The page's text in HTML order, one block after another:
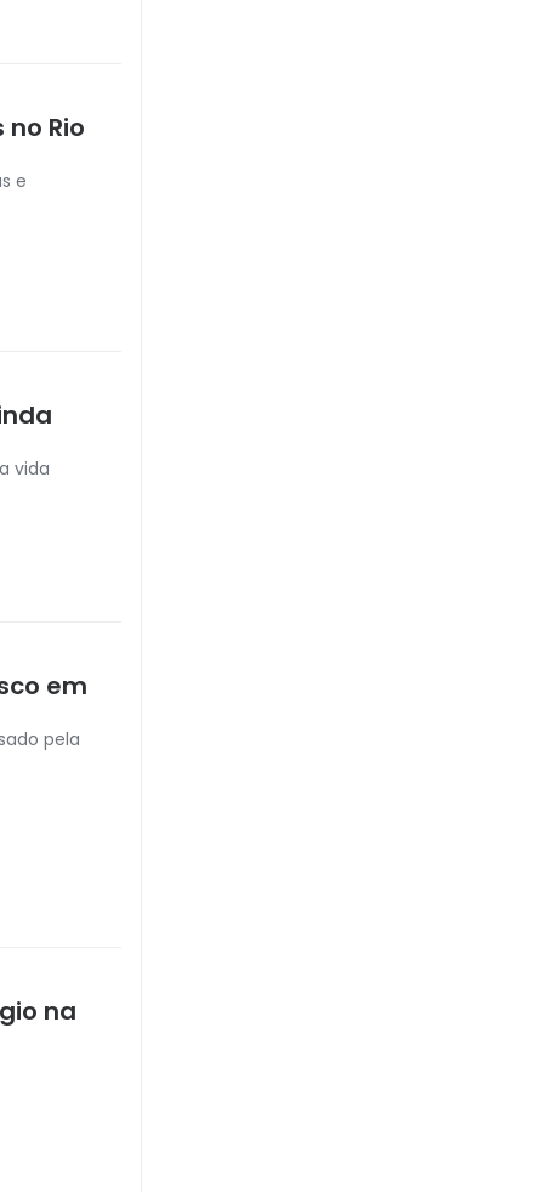
Rio
e
vida
em
pela
na